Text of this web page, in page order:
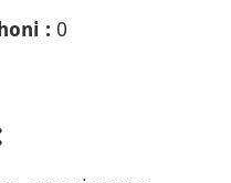
: 0